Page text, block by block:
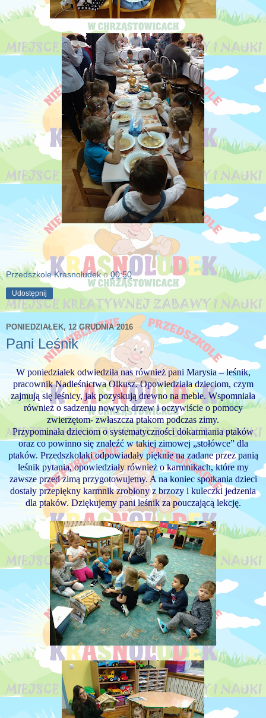
Przedszkole Krasnoludek o00:50
Udostępnij
PONIEDZIAŁEK, 12 GRUDNIA 2016
Pani Leśnik
W poniedziałek odwiedziła nas również pani Marysia – leśnik,
pracownik Nadleśnictwa Olkusz. Opowiedziała dzieciom, czym
zajmują się leśnicy, jak pozyskują drewno na meble. Wspomniała
również o sadzeniu nowych drzew i oczywiście o pomocy
zwierzętom- zwłaszcza ptakom podczas zimy.
Przypominała dzieciom o systematyczności dokarmiania ptaków
oraz co powinno się znaleźć w takiej zimowej „stołówce” dla
ptaków. Przedszkolaki odpowiadały pięknie na zadane przez panią
leśnik pytania, opowiedziały również o karmnikach, które my
zawsze przed zimą przygotowujemy. A na koniec spotkania dzieci
dostały przepiękny karmnik zrobiony z brzozy i kuleczki jedzenia
dla ptaków. Dziękujemy pani leśnik za pouczającą lekcję.